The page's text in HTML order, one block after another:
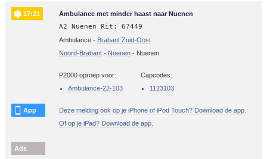
17:21 Ambulance met minder haast naar Nuenen
A2 Nuenen Rit: 67449
Ambulance - Brabant Zuid-Oost
Noord-Brabant- Nuenen- Nuenen
P2000 oproep voor:
Ambulance-22-103
Capcodes:
1123103
App
Deze melding ook op je iPhone of iPod Touch? Download de app.
Of op je iPad? Download de app.
Ads